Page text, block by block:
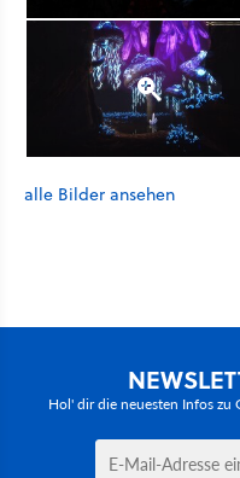
alle Bilder ansehen
Hol' dir die neuesten Infos zu